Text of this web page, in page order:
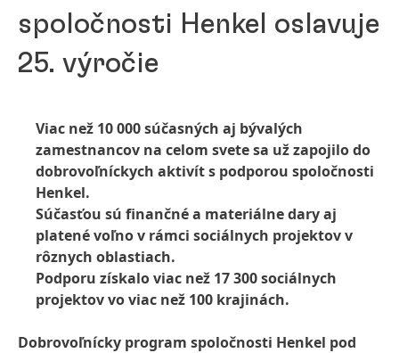
spoločnosti Henkel oslavuje
25. výročie
Viac než 10 000 súčasných aj bývalých
zamestnancov na celom svete sa už zapojilo do
dobrovoľníckych aktivít s podporou spoločnosti
Henkel.
Súčasťou sú finančné a materiálne dary aj
platené voľno v rámci sociálnych projektov v
rôznych oblastiach.
Podporu získalo viac než 17 300 sociálnych
projektov vo viac než 100 krajinách.
Dobrovoľnícky program spoločnosti Henkel pod